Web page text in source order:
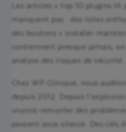
Les articles « top 10 plugins IA
manquent pas : des listes
des boutons « installer
contiennent presque jamais,
analyse des risques de sécurité.
Chez WP Clinique, nous
depuis 2012. Depuis
voyons remonter des
passent sous silence. Des clés